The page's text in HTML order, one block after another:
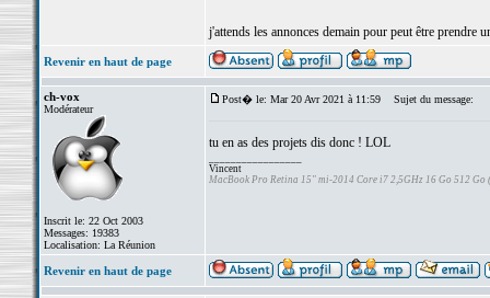
j'attends les annonces demain pour peut être prendre
Revenir en haut de page
ch-vox
Modérateur
Inscrit le: 22 Oct 2003
Messages: 19383
Localisation: La Réunion
Post� le: Mar 20 Avr 2021 à 11:59 Sujet du message:
tu en as des projets dis donc ! LOL
Vincent
MacBook Pro Retina 15" mi-2014 Core i7 2,5GHz 16 Go 512 Go
Revenir en haut de page